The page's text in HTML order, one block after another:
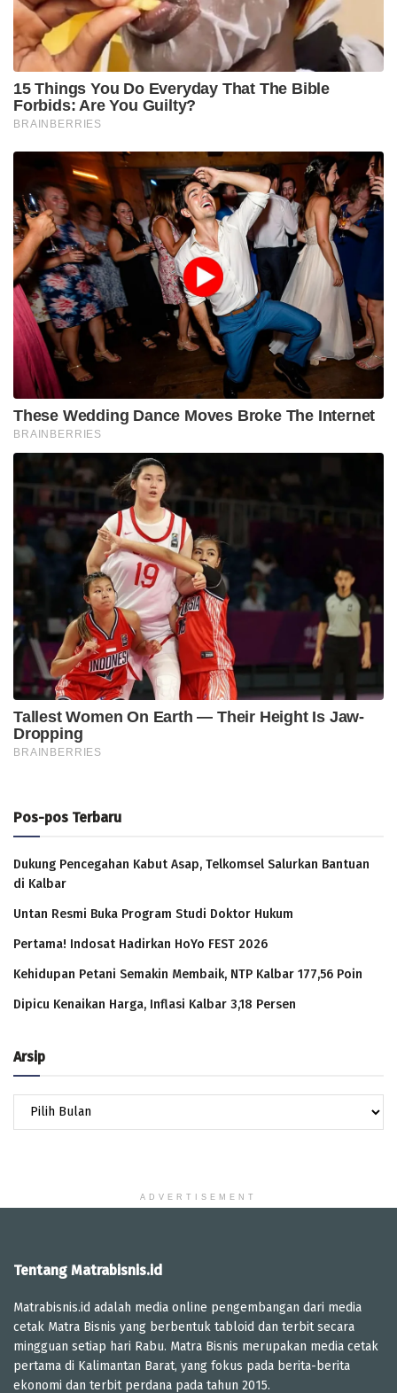
Pos-pos Terbaru
Dukung Pencegahan Kabut Asap, Telkomsel Salurkan Bantuan
di Kalbar
Untan Resmi Buka Program Studi Doktor Hukum
Pertama! Indosat Hadirkan HoYo FEST 2026
Kehidupan Petani Semakin Membaik, NTP Kalbar 177,56 Poin
Dipicu Kenaikan Harga, Inflasi Kalbar 3,18 Persen
Arsip
Arsip
ADVERTISEMENT
Tentang Matrabisnis.id
Matrabisnis.id adalah media online pengembangan dari media
cetak Matra Bisnis yang berbentuk tabloid dan terbit secara
mingguan setiap hari Rabu. Matra Bisnis merupakan media cetak
pertama di Kalimantan Barat, yang fokus pada berita-berita
ekonomi dan terbit perdana pada tahun 2015.